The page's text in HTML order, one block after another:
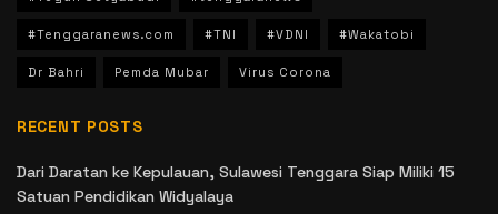
#Tenggaranews.com #TNI #VDNI #Wakatobi
Dr Bahri Pemda Mubar Virus Corona
RECENT POSTS
Dari Daratan ke Kepulauan, Sulawesi Tenggara Siap Miliki 15
Satuan Pendidikan Widyalaya